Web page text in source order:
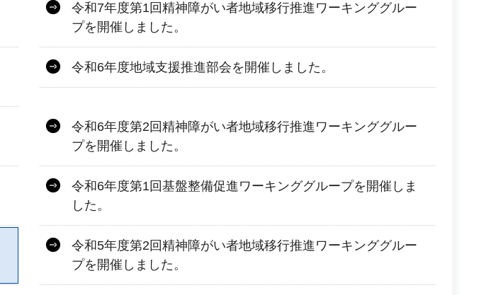
令和7年度第1回精神障がい者地域移行推進ワーキンググルー
プを開催しました。
令和6年度地域支援推進部会を開催しました。
令和6年度第2回精神障がい者地域移行推進ワーキンググルー
プを開催しました。
令和6年度第1回基盤整備促進ワーキンググループを開催しま
した。
令和5年度第2回精神障がい者地域移行推進ワーキンググルー
プを開催しました。